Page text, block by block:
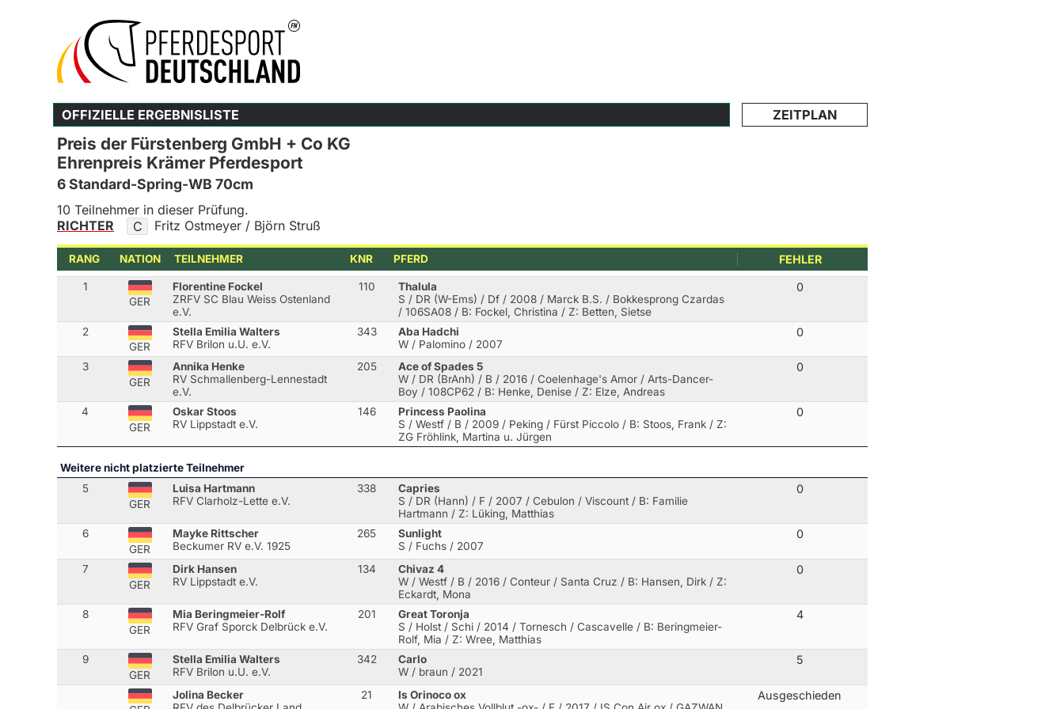
OFFIZIELLE ERGEBNISLISTE ZEITPLAN
Preis der Fürstenberg GmbH + Co KG
Ehrenpreis Krämer Pferdesport
6 Standard-Spring-WB 70cm
10 Teilnehmer in dieser Prüfung.
RICHTER
C Fritz Ostmeyer / Björn Struß
RANG NATION TEILNEHMER KNR PFERD FEHLER
1
GER
Florentine Fockel
ZRFV SC Blau Weiss Ostenland
e.V.
110
Thalula
S / DR (W-Ems) / Df / 2008 / Marck B.S. / Bokkesprong Czardas
/ 106SA08 / B: Fockel, Christina / Z: Betten, Sietse
0
2
GER
Stella Emilia Walters
RFV Brilon u.U. e.V.
343
Aba Hadchi
W / Palomino / 2007
0
3
GER
Annika Henke
RV Schmallenberg-Lennestadt
e.V.
205
Ace of Spades 5
W / DR (BrAnh) / B / 2016 / Coelenhage's Amor / Arts-Dancer-
Boy / 108CP62 / B: Henke, Denise / Z: Elze, Andreas
0
4
GER
Oskar Stoos
RV Lippstadt e.V.
146
Princess Paolina
S / Westf / B / 2009 / Peking / Fürst Piccolo/ B: Stoos, Frank / Z:
ZG Fröhlink, Martina u. Jürgen
0
Weitere nicht platzierte Teilnehmer
5
GER
Luisa Hartmann
RFV Clarholz-Lette e.V.
338
Capries
S / DR (Hann) / F / 2007 / Cebulon / Viscount/ B: Familie
Hartmann / Z: Lüking, Matthias
0
6
GER
Mayke Rittscher
Beckumer RV e.V. 1925
265
Sunlight
S / Fuchs / 2007
0
7
GER
Dirk Hansen
RV Lippstadt e.V.
134
Chivaz 4
W / Westf / B / 2016 / Conteur / Santa Cruz / B: Hansen, Dirk / Z:
Eckardt, Mona
0
8
GER
Mia Beringmeier-Rolf
RFV Graf Sporck Delbrück e.V.
201
Great Toronja
S / Holst / Schi / 2014 / Tornesch / Cascavelle/ B: Beringmeier-
Rolf, Mia / Z: Wree, Matthias
4
9
GER
Stella Emilia Walters
RFV Brilon u.U. e.V.
342
Carlo
W / braun / 2021
5
Jolina Becker
21
Is Orinoco ox
Ausgeschieden